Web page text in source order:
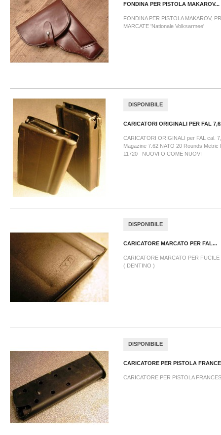
FONDINA PER PISTOLA MAKAROV...
FONDINA PER PISTOLA MAKAROV,
MARCATE 'Nationale Volksarmee'
DISPONIBILE
CARICATORI ORIGINALI PER FAL
CARICATORI ORIGINALI per FAL cal.
Magazine 7.62 NATO 20 Rounds Metric
11720 NUOVI O COME NUOVI
DISPONIBILE
CARICATORE MARCATO PER FAL...
CARICATORE MARCATO PER
( DENTINO )
DISPONIBILE
CARICATORE PER PISTOLA
CARICATORE PER PISTOLA